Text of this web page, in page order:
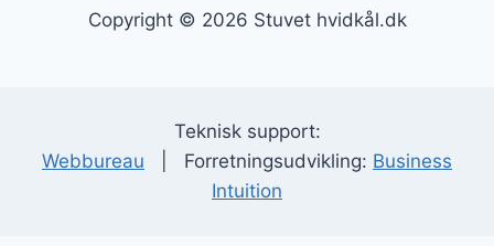
Copyright © 2026 Stuvet hvidkål.dk
Teknisk support:
Webbureau | Forretningsudvikling: Business
Intuition